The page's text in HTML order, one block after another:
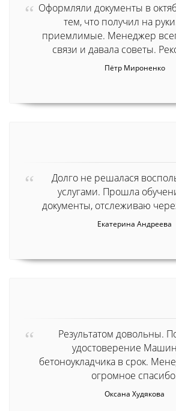
Оформляли документы в
тем, что получил на
приемлимые. Менеджер
связи и давала советы.
Пётр Мироненко
Долго не решалася
услугами. Прошла
документы, отслеживаю
Екатерина Андреева
Результатом довольны.
удостоверение
бетоноукладчика в срок.
огромное
Оксана Худякова